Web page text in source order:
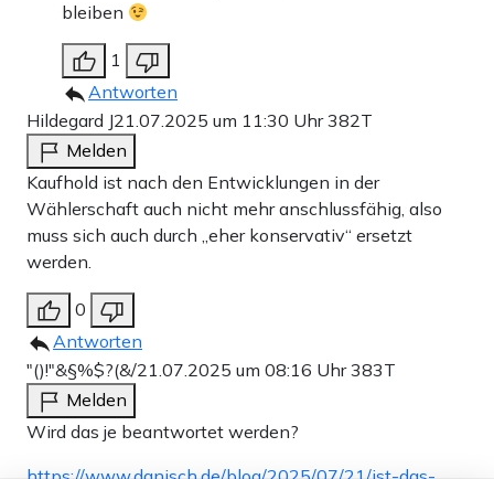
bleiben
1
Antworten
Hildegard J21.07.2025 um 11:30 Uhr382T
Melden
Kaufhold ist nach den Entwicklungen in der
Wählerschaft auch nicht mehr anschlussfähig, also
muss sich auch durch „eher konservativ“ ersetzt
werden.
0
Antworten
"()!"&§%$?(&/21.07.2025 um 08:16 Uhr383T
Melden
Wird das je beantwortet werden?